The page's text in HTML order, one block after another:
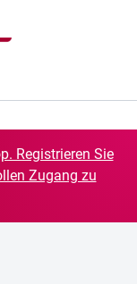
Registrieren Sie
Zugang zu